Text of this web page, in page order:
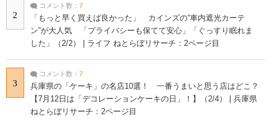
2
コメント数： 7
「もっと早く買えば良かった」 カインズの“車内遮光カーテ
ン”が大人気 「プライバシーも保てて安心」「ぐっすり眠れま
した」（2/2） | ライフ ねとらぼリサーチ：2ページ目
3
コメント数： 7
兵庫県の「ケーキ」の名店10選！ 一番うまいと思う店はどこ？
【7月12日は「デコレーションケーキの日」！】（2/4） | 兵庫県
ねとらぼリサーチ：2ページ目